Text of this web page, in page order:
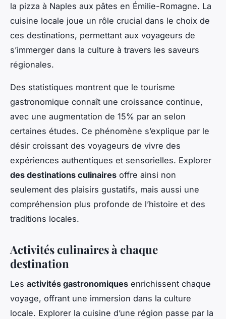
la pizza à Naples aux pâtes en Émilie-Romagne. La
cuisine locale joue un rôle crucial dans le choix de
ces destinations, permettant aux voyageurs de
s’immerger dans la culture à travers les saveurs
régionales.
Des statistiques montrent que le tourisme
gastronomique connaît une croissance continue,
avec une augmentation de 15% par an selon
certaines études. Ce phénomène s’explique par le
désir croissant des voyageurs de vivre des
expériences authentiques et sensorielles. Explorer
des destinations culinaires offre ainsi non
seulement des plaisirs gustatifs, mais aussi une
compréhension plus profonde de l’histoire et des
traditions locales.
Activités culinaires à chaque
destination
Les activités gastronomiques enrichissent chaque
voyage, offrant une immersion dans la culture
locale. Explorer la cuisine d’une région passe par la